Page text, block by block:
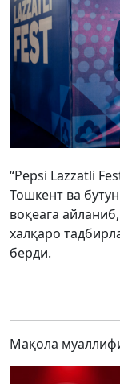
“Pepsi Lazzatli
Тошкент ва
воқеага
халқаро
берди.
Мақола